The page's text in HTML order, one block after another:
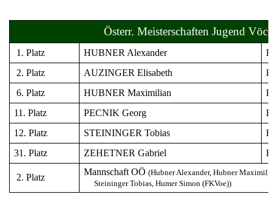
Österr. Meisterschaften Jugend
1. Platz HUBNER Alexander
2. Platz
AUZINGER Elisabeth
6. Platz
HUBNER Maximilian
11. Platz
PECNIK Georg
12. Platz
STEININGER Tobias
31. Platz
ZEHETNER Gabriel
2. Platz
Mannschaft OÖ (Hubner Alexander, Hubner
Steininger Tobias, Humer Simon (FKVoe))